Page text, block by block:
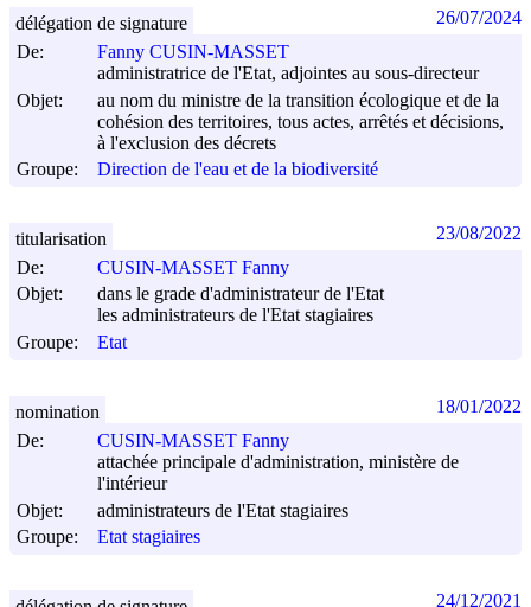
De:
Fanny CUSIN-MASSET
administratrice de l'Etat, adjointes au sous-directeur
Objet:
au nom du ministre de la transition écologique et de la
cohésion des territoires, tous actes, arrêtés et décisions,
à l'exclusion des décrets
Groupe:
Direction de l'eau et de la biodiversité
délégation de signature 26/07/2024
De:
CUSIN-MASSET Fanny
Objet:
dans le grade d'administrateur de l'Etat
les administrateurs de l'Etat stagiaires
Groupe:
Etat
titularisation 23/08/2022
De:
CUSIN-MASSET Fanny
attachée principale d'administration, ministère de
l'intérieur
Objet:
administrateurs de l'Etat stagiaires
Groupe:
Etat stagiaires
nomination 18/01/2022
24/12/2021